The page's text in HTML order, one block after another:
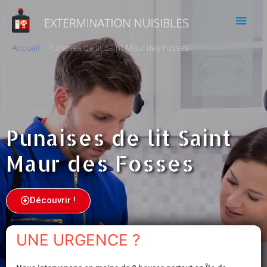
Accueil Punaises de lit Saint Maur des Fosses
Punaises de lit Saint
Maur des Fosses
Découvrir !
UNE URGENCE ?